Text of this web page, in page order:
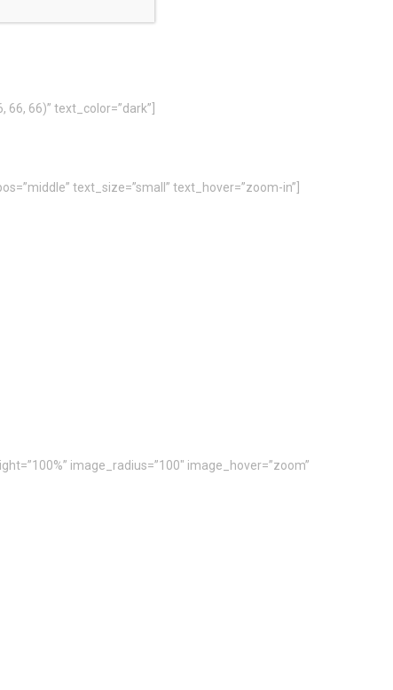
66)” text_color=”dark”]
text_size=”small” text_hover=”zoom-in”]
image_radius=”100″ image_hover=”zoom”